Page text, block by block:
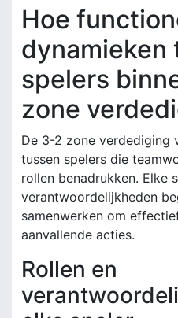
Hoe
dynamieken
spelers
zone
De 3-2 zone verdediging
tussen spelers die
rollen benadrukken. Elke
verantwoordelijkheden
samenwerken om
aanvallende acties.
Rollen en